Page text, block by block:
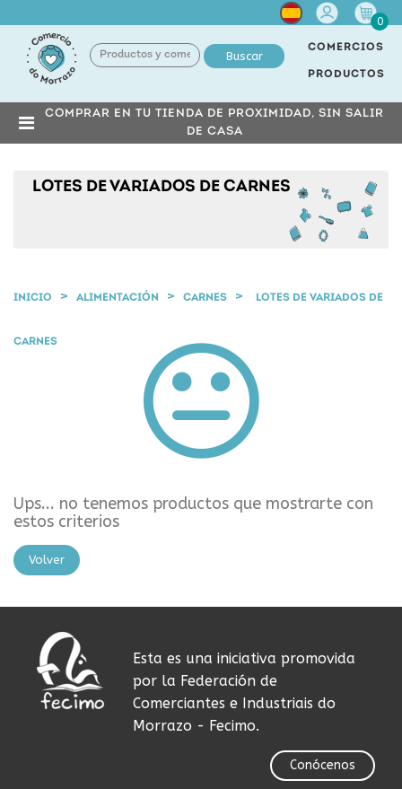
Cuenta
0
Buscar
COMERCIOS
PRODUCTOS
COMPRAR EN TU TIENDA DE PROXIMIDAD, SIN SALIR
DE CASA
LOTES DE VARIADOS DE CARNES
INICIO ALIMENTACIÓN CARNES LOTES DE VARIADOS DE
CARNES
Ups... no tenemos productos que mostrarte con
estos criterios
Volver
Esta es una iniciativa promovida
por la Federación de
Comerciantes e Industriais do
Morrazo - Fecimo.
Conócenos